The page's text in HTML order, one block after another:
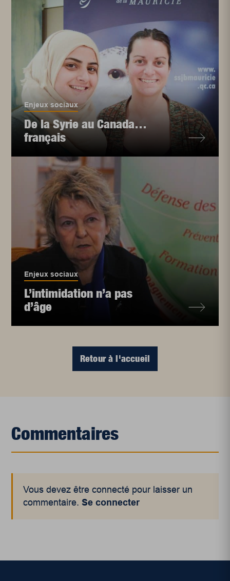
Enjeux sociaux
De la Syrie au Canada…
français
Enjeux sociaux
L’intimidation n’a pas
d’âge
Retour à l'accueil
Commentaires
Vous devez être connecté pour laisser un
commentaire.Se connecter